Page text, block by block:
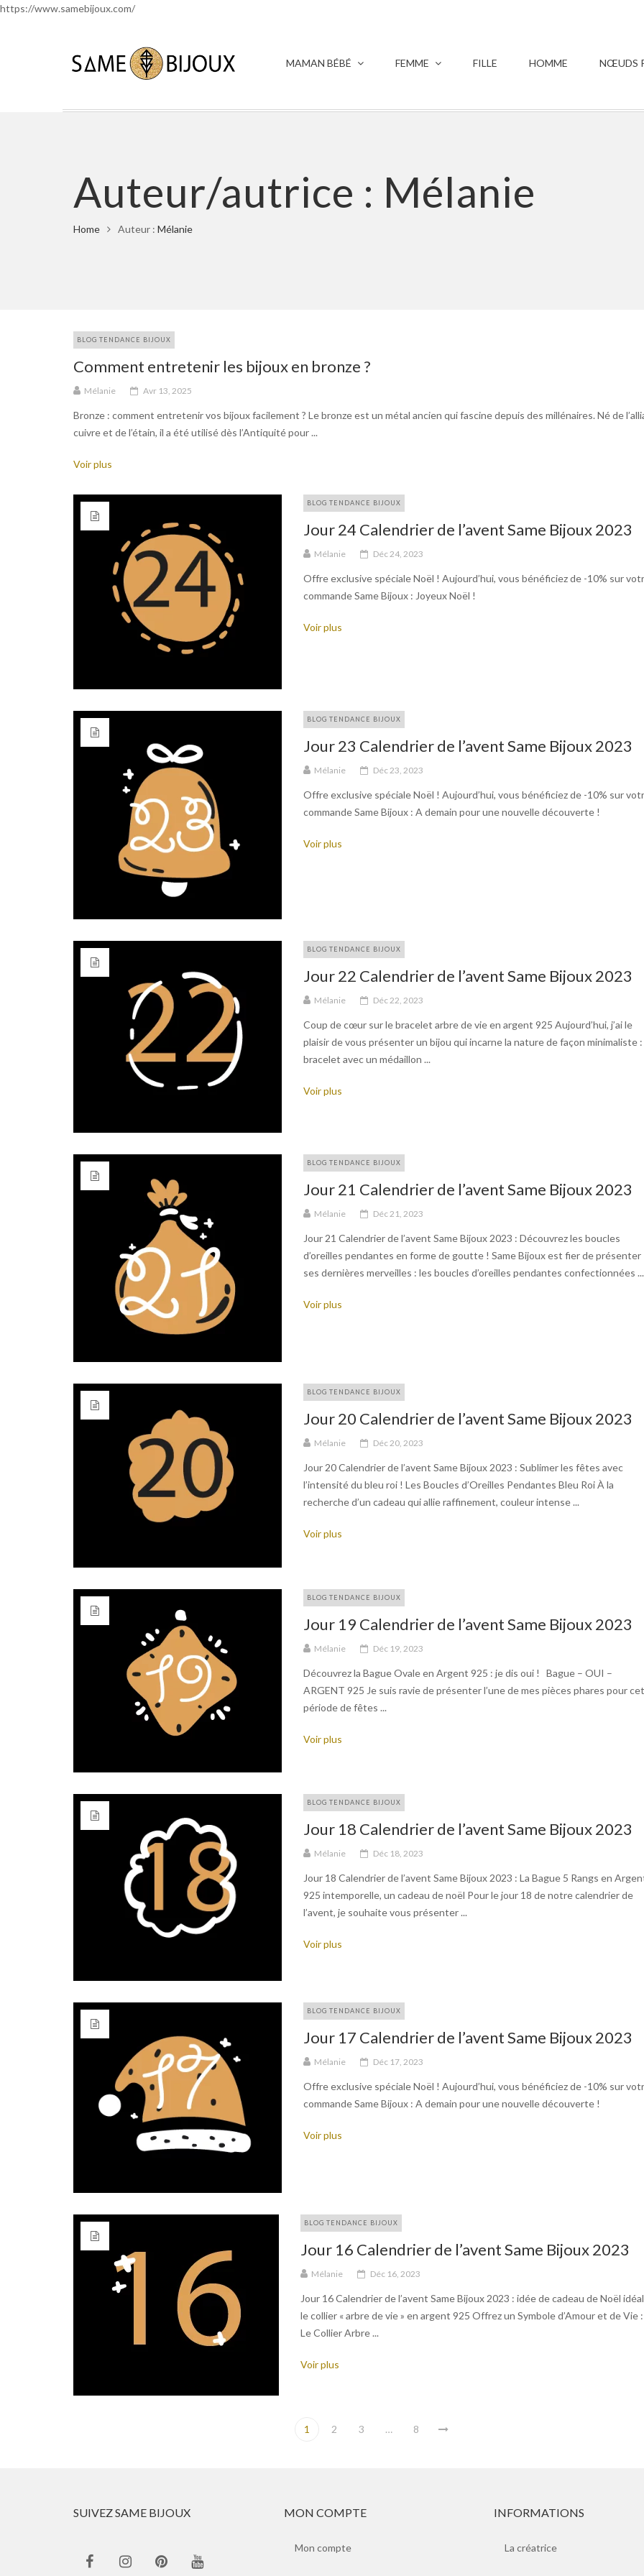
https://www.samebijoux.com/
MAMAN BÉBÉ FEMME FILLE HOMME NŒUDS
Auteur/autrice : Mélanie
Home Auteur : Mélanie
BLOG TENDANCE BIJOUX
Comment entretenir les bijoux en bronze ?
Mélanie Avr 13, 2025
Bronze : comment entretenir vos bijoux facilement ? Le bronze est un métal ancien qui fascine depuis des millénaires. Né de
cuivre et de l’étain, il a été utilisé dès l’Antiquité pour ...
Voir plus
BLOG TENDANCE BIJOUX
Jour 24 Calendrier de l’avent Same Bijoux 2023
Mélanie Déc 24, 2023
Offre exclusive spéciale Noël ! Aujourd’hui, vous bénéficiez de -10% sur
commande Same Bijoux : Joyeux Noël !
Voir plus
BLOG TENDANCE BIJOUX
Jour 23 Calendrier de l’avent Same Bijoux 2023
Mélanie Déc 23, 2023
Offre exclusive spéciale Noël ! Aujourd’hui, vous bénéficiez de -10% sur
commande Same Bijoux : A demain pour une nouvelle découverte !
Voir plus
BLOG TENDANCE BIJOUX
Jour 22 Calendrier de l’avent Same Bijoux 2023
Mélanie Déc 22, 2023
Coup de cœur sur le bracelet arbre de vie en argent 925 Aujourd’hui, j’ai le
plaisir de vous présenter un bijou qui incarne la nature de façon minimaliste
bracelet avec un médaillon ...
Voir plus
BLOG TENDANCE BIJOUX
Jour 21 Calendrier de l’avent Same Bijoux 2023
Mélanie Déc 21, 2023
Jour 21 Calendrier de l’avent Same Bijoux 2023 : Découvrez les boucles
d’oreilles pendantes en forme de goutte ! Same Bijoux est fier de présenter
ses dernières merveilles : les boucles d’oreilles pendantes confectionnées ...
Voir plus
BLOG TENDANCE BIJOUX
Jour 20 Calendrier de l’avent Same Bijoux 2023
Mélanie Déc 20, 2023
Jour 20 Calendrier de l’avent Same Bijoux 2023 : Sublimer les fêtes avec
l’intensité du bleu roi ! Les Boucles d’Oreilles Pendantes Bleu Roi À la
recherche d’un cadeau qui allie raffinement, couleur intense ...
Voir plus
BLOG TENDANCE BIJOUX
Jour 19 Calendrier de l’avent Same Bijoux 2023
Mélanie Déc 19, 2023
Découvrez la Bague Ovale en Argent 925 : je dis oui ! Bague – OUI –
ARGENT 925 Je suis ravie de présenter l’une de mes pièces phares pour
période de fêtes ...
Voir plus
BLOG TENDANCE BIJOUX
Jour 18 Calendrier de l’avent Same Bijoux 2023
Mélanie Déc 18, 2023
Jour 18 Calendrier de l’avent Same Bijoux 2023 : La Bague 5 Rangs en
925 intemporelle, un cadeau de noël Pour le jour 18 de notre calendrier de
l’avent, je souhaite vous présenter ...
Voir plus
BLOG TENDANCE BIJOUX
Jour 17 Calendrier de l’avent Same Bijoux 2023
Mélanie Déc 17, 2023
Offre exclusive spéciale Noël ! Aujourd’hui, vous bénéficiez de -10% sur
commande Same Bijoux : A demain pour une nouvelle découverte !
Voir plus
BLOG TENDANCE BIJOUX
Jour 16 Calendrier de l’avent Same Bijoux 2023
Mélanie Déc 16, 2023
Jour 16 Calendrier de l’avent Same Bijoux 2023 : idée de cadeau de Noël
le collier « arbre de vie » en argent 925 Offrez un Symbole d’Amour et de Vie :
Le Collier Arbre ...
Voir plus
1 2 3 … 8
SUIVEZ SAME BIJOUX MON COMPTE
Mon compte
INFORMATIONS
La créatrice